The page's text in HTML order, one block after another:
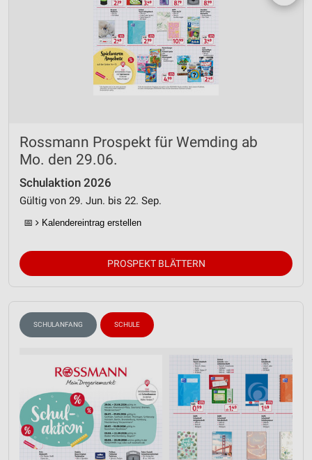
Rossmann Prospekt für Wemding ab
Mo. den 29.06.
Schulaktion 2026
Gültig von 29. Jun. bis 22. Sep.
📅 Kalendereintrag erstellen
PROSPEKT BLÄTTERN
SCHULANFANG SCHULE